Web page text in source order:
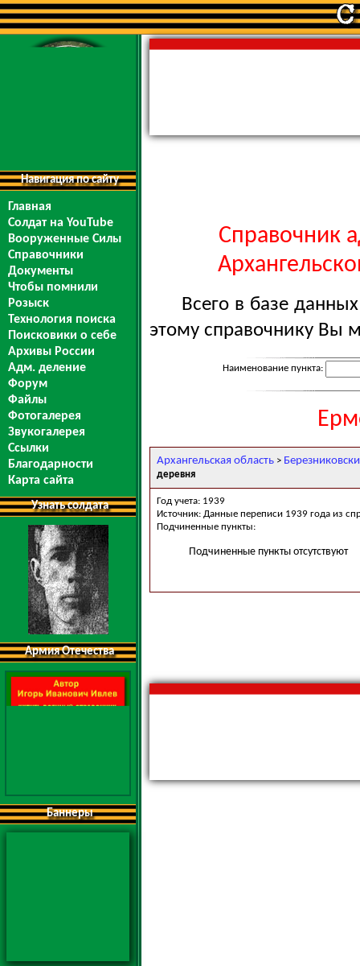
Навигация по сайту
Главная
Солдат на YouTube
Вооруженные Силы
Справочники
Документы
Чтобы помнили
Розыск
Технология поиска
Поисковики о себе
Архивы России
Адм. деление
Форум
Файлы
Фотогалерея
Звукогалерея
Ссылки
Благодарности
Карта сайта
Узнать солдата
Армия Отечества
Баннеры
Справочник
Всего в базе
этому справочнику Вы
Наименование пункта:
Архангельская область >
деревня
Год учета: 1939
Источник: Данные переписи 1939 года из
Подчиненные пункты:
Подчиненные пункты отсутствуют